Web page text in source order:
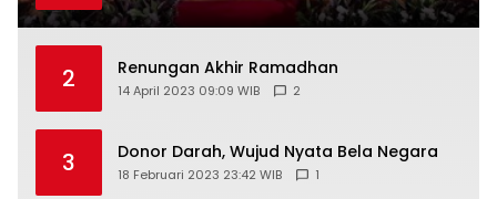
2 Renungan Akhir Ramadhan
14 April 2023 09:09 WIB 2
3 Donor Darah, Wujud Nyata Bela Negara
18 Februari 2023 23:42 WIB 1